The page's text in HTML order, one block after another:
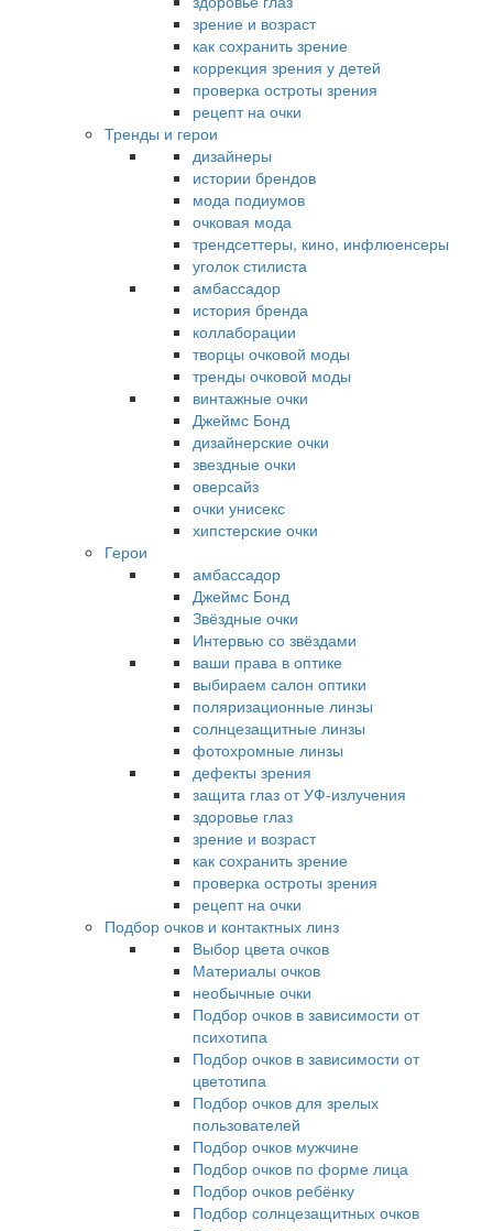
зрение и возраст
как сохранить зрение
коррекция зрения у детей
проверка остроты зрения
рецепт на очки
Тренды и герои
дизайнеры
истории брендов
мода подиумов
очковая мода
трендсеттеры, кино, инфлюенсеры
уголок стилиста
амбассадор
история бренда
коллаборации
творцы очковой моды
тренды очковой моды
винтажные очки
Джеймс Бонд
дизайнерские очки
звездные очки
оверсайз
очки унисекс
хипстерские очки
Герои
амбассадор
Джеймс Бонд
Звёздные очки
Интервью со звёздами
ваши права в оптике
выбираем салон оптики
поляризационные линзы
солнцезащитные линзы
фотохромные линзы
дефекты зрения
защита глаз от УФ-излучения
здоровье глаз
зрение и возраст
как сохранить зрение
проверка остроты зрения
рецепт на очки
Подбор очков и контактных линз
Выбор цвета очков
Материалы очков
необычные очки
Подбор очков в зависимости от
психотипа
Подбор очков в зависимости от
цветотипа
Подбор очков для зрелых
пользователей
Подбор очков мужчине
Подбор очков по форме лица
Подбор очков ребёнку
Подбор солнцезащитных очков